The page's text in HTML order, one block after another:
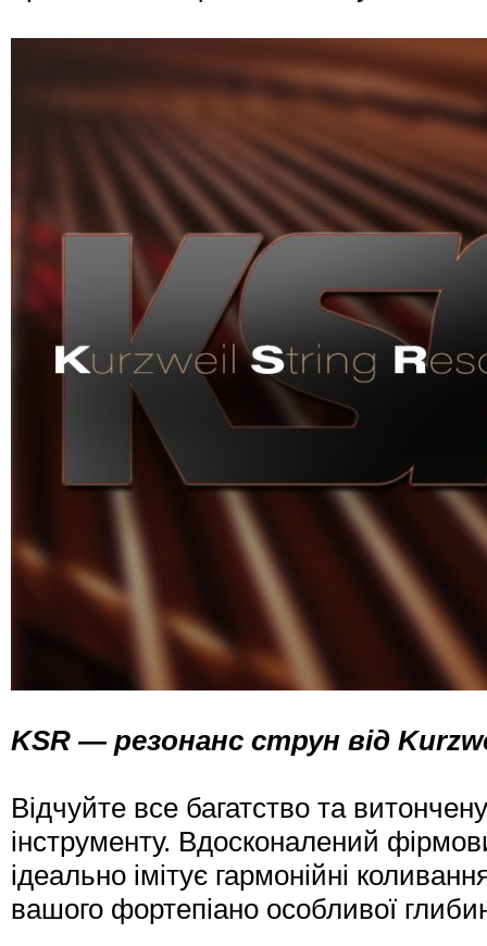
KSR — резонанс струн від
Відчуйте все багатство та
інструменту. Вдосконалений
ідеально імітує гармонійні
вашого фортепіано особливої